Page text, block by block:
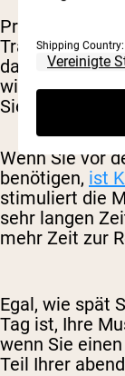
Protein vor
Training sind
davon ab, wie
wie Ihre
Sie sich
Wenn Sie vor
benötigen, ist
stimuliert die
sehr langen
mehr Zeit zur
Egal, wie spät
Tag ist, Ihre
wenn Sie
Teil Ihrer
Shipping Country: